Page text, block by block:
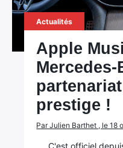
Actualités
Apple
Mercedes-
prestige !
Par Julien Barthet , le 18
C'est officiel